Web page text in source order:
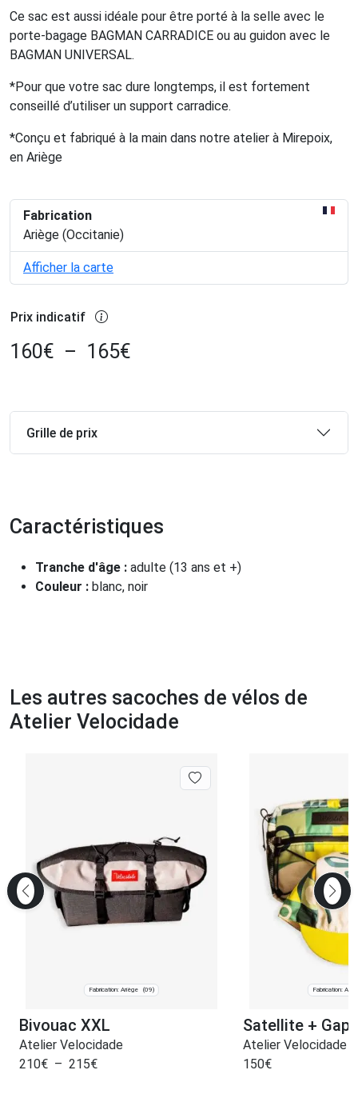
Ce sac est aussi idéale pour être porté à la selle avec le
porte-bagage BAGMAN CARRADICE ou au guidon avec le
BAGMAN UNIVERSAL.
*Pour que votre sac dure longtemps, il est fortement
conseillé d’utiliser un support carradice.
*Conçu et fabriqué à la main dans notre atelier à Mirepoix,
en Ariège
Fabrication
Ariège (Occitanie)
Afficher la carte
Prix indicatif
160€ – 165€
Grille de prix
Caractéristiques
Tranche d'âge : adulte (13 ans et +)
Couleur : blanc, noir
Les autres sacoches de vélos de
Atelier Velocidade
Fabrication: Ariège (09)
Bivouac XXL
Atelier Velocidade
210€ – 215€
Fabrication:
Satellite +
Atelier Velocidade
150€